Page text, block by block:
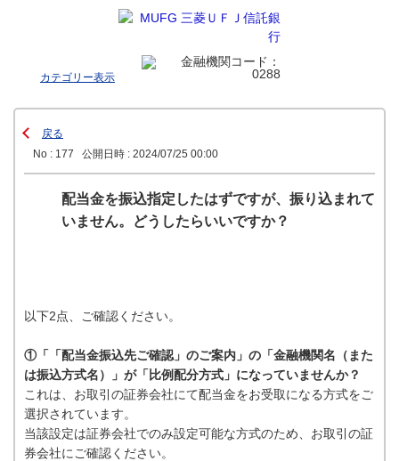
カテゴリー表示
戻る
No : 177
公開日時 : 2024/07/25 00:00
配当金を振込指定したはずですが、振り込まれて
いません。どうしたらいいですか？
以下2点、ご確認ください。
①「「配当金振込先ご確認」のご案内」の「金融機関名（また
は振込方式名）」が「比例配分方式」になっていませんか？
これは、お取引の証券会社にて配当金をお受取になる方式をご
選択されています。
当該設定は証券会社でのみ設定可能な方式のため、お取引の証
券会社にご確認ください。